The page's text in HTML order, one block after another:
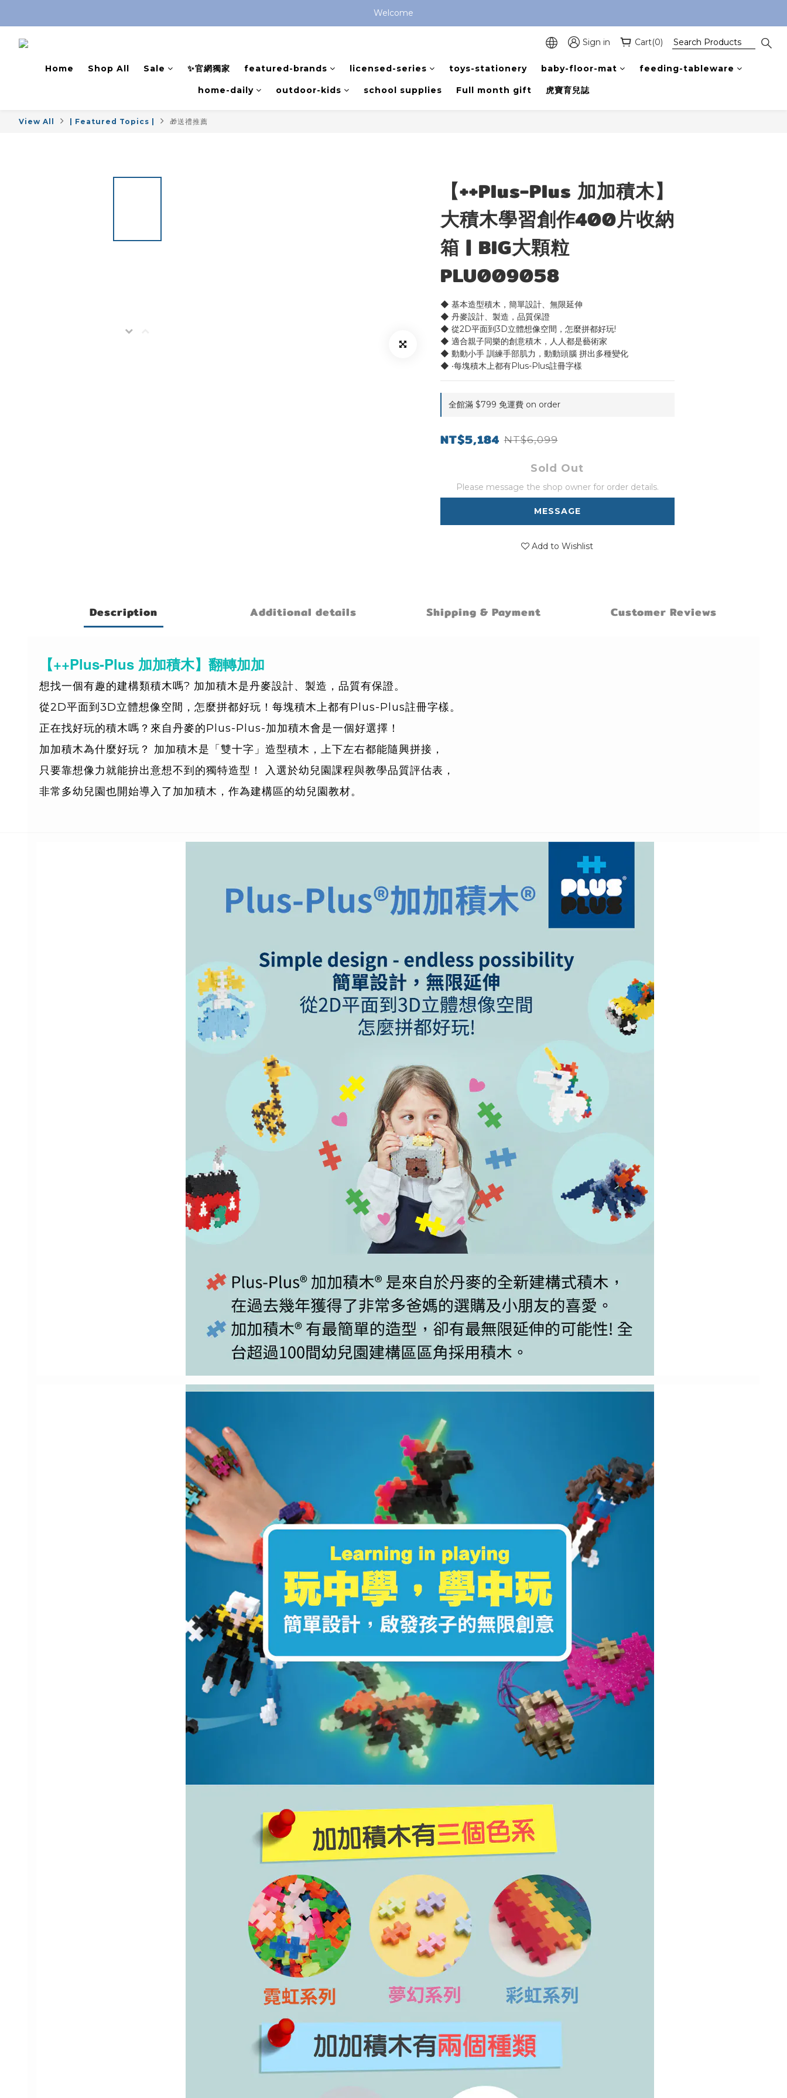
全館滿 $799 免運費 (僅提供台灣本島區域，外島地區請洽客服)
Welcome
Sign in Cart(0)
Home Shop All Sale ✨官網獨家 featured-brands licensed-series toys-stationery baby-floor-mat feeding-tableware
home-daily outdoor-kids school supplies Full month gift 虎寶育兒誌
View All | Featured Topics | 🎁送禮推薦
【++Plus-Plus 加加積木】
大積木學習創作400片收納
箱 | BIG大顆粒
PLU009058
◆ 基本造型積木，簡單設計、無限延伸
◆ 丹麥設計、製造，品質保證
◆ 從2D平面到3D立體想像空間，怎麼拼都好玩!
◆ 適合親子同樂的創意積木，人人都是藝術家
◆ 動動小手 訓練手部肌力，動動頭腦 拼出多種變化
◆ ‧每塊積木上都有Plus-Plus註冊字樣
全館滿 $799 免運費 on order
NT$5,184 NT$6,099
Sold Out
Please message the shop owner for order details.
MESSAGE
Add to Wishlist
Description Additional details Shipping & Payment Customer Reviews
【++Plus-Plus 加加積木】翻轉加加
想找一個有趣的建構類積木嗎? 加加積木是丹麥設計、製造，品質有保證。
從2D平面到3D立體想像空間，怎麼拼都好玩！每塊積木上都有Plus-Plus註冊字樣。
正在找好玩的積木嗎？來自丹麥的Plus-Plus-加加積木會是一個好選擇！
加加積木為什麼好玩？ 加加積木是「雙十字」造型積木，上下左右都能隨興拼接，
只要靠想像力就能拚出意想不到的獨特造型！ 入選於幼兒園課程與教學品質評估表，
非常多幼兒園也開始導入了加加積木，作為建構區的幼兒園教材。